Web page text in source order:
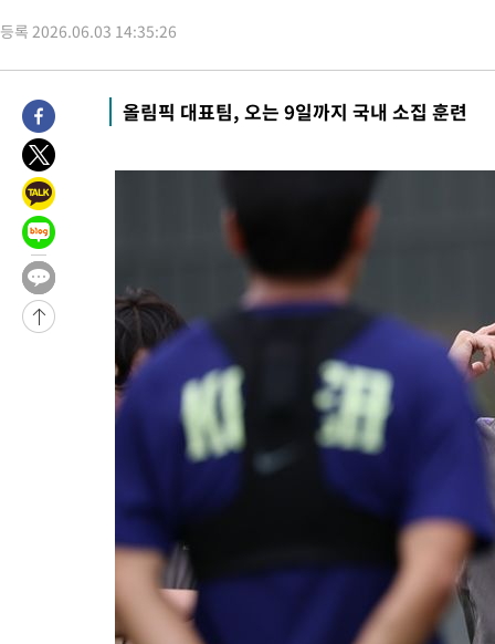
-28633초 전 >[속보]산업장관 "李정부, 원전 반대 안해…안정 전력 위해 불
-27330초 전 >[속보]경찰, '홍명보 선임 논란' 대한축구협회·축구회관 등 압
-26717초 전 >
[속보]산업장관 "美무역법 제301조 과잉생산 결과 발표 8월
-26510초 전 >
-25782초 전 >
[속보]전남광주 초대 시민추천 부시장에 백승주·윤난실
-23343초 전 >
서울 열대야 15일째 지속…비공식 '초열대야' 30도 넘어
-21910초 전 >
[속보]코스닥, 2.15포인트(0.27%) 내린 797.44 출발
-21893초 전 >
[속보]코스피, 119.51포인트(1.81%) 내린 6478.75 개장
-18340초 전 >
6월 경상수지 497.3억 달러…두 달 연속 사상 최대
-18291초 전 >
서울 낮 39도 '폭염중대경보'…40도 관측 가능성도
미 워싱턴주 스포캔 시의 통제불능 3개 산불, 방화선 일부 구축
[속보] 호르무즈 해협 이란-오만 협상 기대속 뉴욕증시 혼조 마
[속보] 이란 대통령 "지금 최고지도자와 소통하기가 매우 어려
[속보] "이란-오만, 호르무즈 해협 통행 항로 합의" 이란 외무부 대
등록 2026.06.03 14:35:26
올림픽 대표팀, 오는 9일까지 국내 소집 훈련